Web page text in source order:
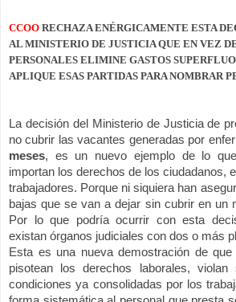
CCOO RECHAZA ENÉRGICAMENTE ESTA
AL MINISTERIO DE JUSTICIA QUE EN VEZ
PERSONALES ELIMINE GASTOS
APLIQUE ESAS PARTIDAS PARA NOMBRAR
La decisión del Ministerio de Justicia de
no cubrir las vacantes generadas por
meses, es un nuevo ejemplo de lo
importan los derechos de los ciudadanos,
trabajadores. Porque ni siquiera han
bajas que se van a dejar sin cubrir en un
Por lo que podría ocurrir con esta
existan órganos judiciales con dos o más
Esta es una nueva demostración de
pisotean los derechos laborales, violan
condiciones ya consolidadas por los